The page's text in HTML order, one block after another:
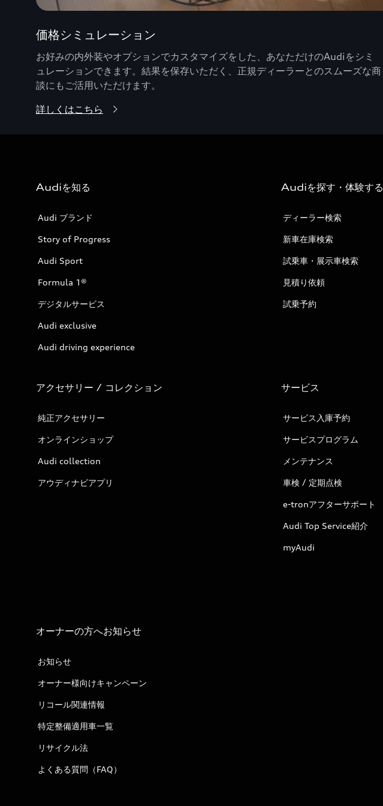
価格シミュレーション
お好みの内外装やオプションでカスタマイズをした、あなただけのAudiをシミ
ュレーションできます。結果を保存いただく、正規ディーラーとのスムーズな商
談にもご活用いただけます。
詳しくはこちら
Audiを知る
Audi ブランド
Story of Progress
Audi Sport
Formula 1®
デジタルサービス
Audi exclusive
Audi driving experience
Audiを探す・体験する
ディーラー検索
新車在庫検索
試乗車・展示車検索
見積り依頼
試乗予約
アクセサリー / コレクション
純正アクセサリー
オンラインショップ
Audi collection
アウディナビアプリ
サービス
サービス入庫予約
サービスプログラム
メンテナンス
車検 / 定期点検
e-tronアフターサポート
Audi Top Service紹介
myAudi
オーナーの方へお知らせ
お知らせ
オーナー様向けキャンペーン
リコール関連情報
特定整備適用車一覧
リサイクル法
よくある質問（FAQ）